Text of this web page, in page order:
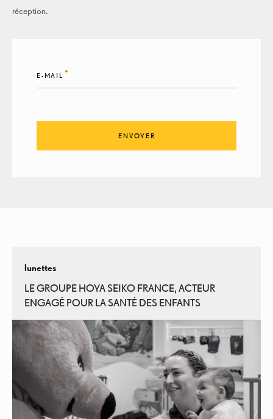
réception.
E-MAIL
lunettes
LE GROUPE HOYA SEIKO FRANCE, ACTEUR
ENGAGÉ POUR LA SANTÉ DES ENFANTS